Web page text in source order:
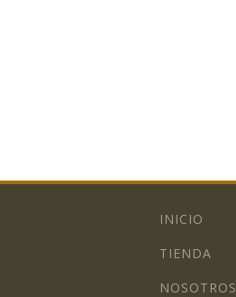
INICIO
TIENDA
NOSOTROS